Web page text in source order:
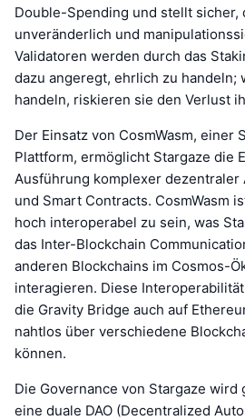
Double-Spending und stellt sicher,
unveränderlich und
Validatoren werden durch das
dazu angeregt, ehrlich zu handeln;
handeln, riskieren sie den Verlust
Der Einsatz von CosmWasm, einer
Plattform, ermöglicht Stargaze die
Ausführung komplexer dezentraler
und Smart Contracts. CosmWasm
hoch interoperabel zu sein, was
das Inter-Blockchain
anderen Blockchains im Cosmos-
interagieren. Diese
die Gravity Bridge auch auf
nahtlos über verschiedene
können.
Die Governance von Stargaze
eine duale DAO (Decentralized